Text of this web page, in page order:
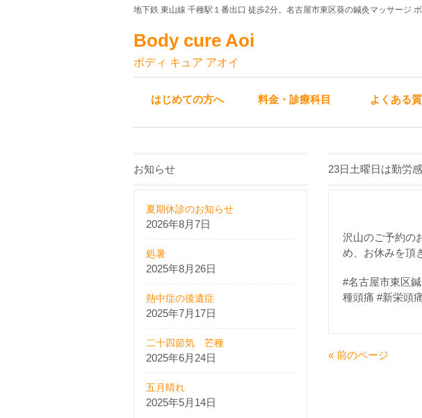
地下鉄 東山線 千種駅１番出口 徒歩2分。名古屋市東区葵の鍼灸マッサージ
Body cure Aoi
ボディ キュア アオイ
はじめての方へ 料金・診療科目 よくある
23日土曜日は勤労
沢山のご予約の
め、お休みを頂
#名古屋市東区
種頭痛 #新栄頭
« 前のページ
お知らせ
夏期休診のお知らせ
2026年8月7日
処暑
2025年8月26日
熱中症の後遺症
2025年7月17日
二十四節気 芒種
2025年6月24日
五月晴れ
2025年5月14日